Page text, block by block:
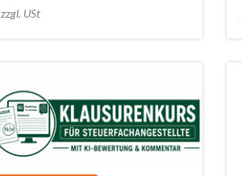
zzgl. USt